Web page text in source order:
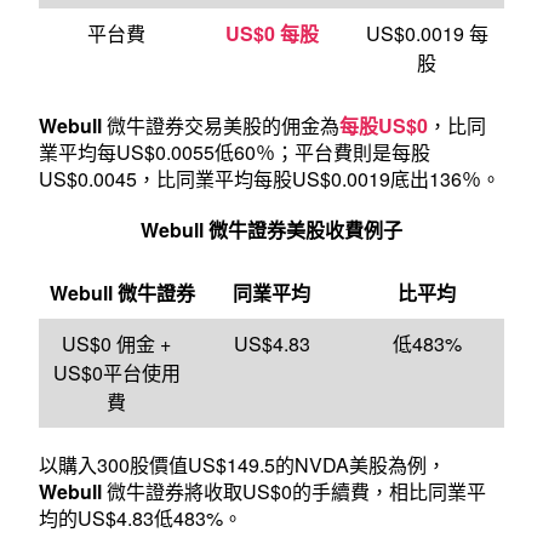
平台費
US$0 每股
US$0.0019 每
股
Webull微牛證券交易美股的佣金為每股US$0 ，比同
業平均每US$0.0055低60％；平台費則是每股
US$0.0045，比同業平均每股US$0.0019底出136％。
Webull微牛證券美股收費例子
Webull微牛證券 同業平均
比平均
US$0 佣金 +
US$0平台使用
費
US$4.83 低483%
以購入300股價值US$149.5的NVDA美股為例，
Webull微牛證券將收取US$0的手續費，相比同業平
均的US$4.83低483%。